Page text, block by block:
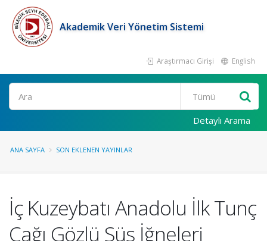
Akademik Veri Yönetim Sistemi
Araştırmacı Girişi English
Ara
Detaylı Arama
ANA SAYFA SON EKLENEN YAYINLAR
İç Kuzeybatı Anadolu İlk Tunç
Çağı Gözlü Süs İğneleri